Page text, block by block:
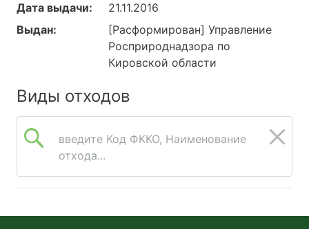
Дата выдачи:
21.11.2016
Выдан:
[Расформирован] Управление
Росприроднадзора по
Кировской области
Виды отходов
введите Код ФККО, Наименование
отхода...